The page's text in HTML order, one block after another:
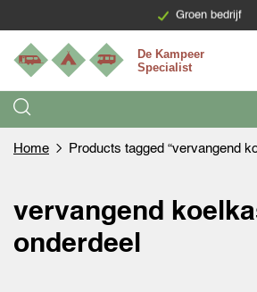
Groen bedrijf
Levering binnen 7
Home Products tagged “vervangend
vervangend
onderdeel